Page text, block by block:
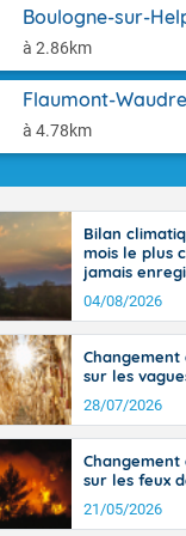
Boulogne-sur-
à 2.86km
Flaumont-
à 4.78km
Aquitaine,
Loire, l'Île-
se décale
le
aux
voilé sur
littoral
vers le
le ciel
donnant de
entre
en Anjou.
pointes
Bilan
mois le plus
jamais
04/08/2026
sur les
28/07/2026
sur les feux
21/05/2026